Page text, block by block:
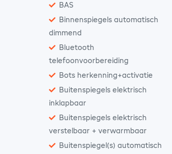
BAS
Binnenspiegels automatisch
dimmend
Bluetooth
telefoonvoorbereiding
Bots herkenning+activatie
Buitenspiegels elektrisch
inklapbaar
Buitenspiegels elektrisch
verstelbaar + verwarmbaar
Buitenspiegel(s) automatisch